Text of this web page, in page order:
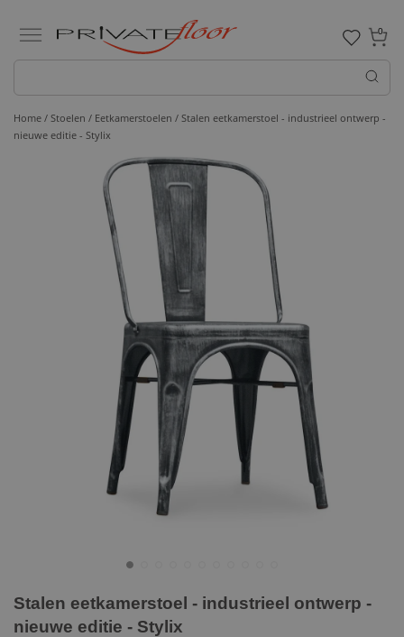
0
Home / Stoelen / Eetkamerstoelen / Stalen eetkamerstoel - industrieel ontwerp -
nieuwe editie - Stylix
Stalen eetkamerstoel - industrieel ontwerp -
nieuwe editie - Stylix